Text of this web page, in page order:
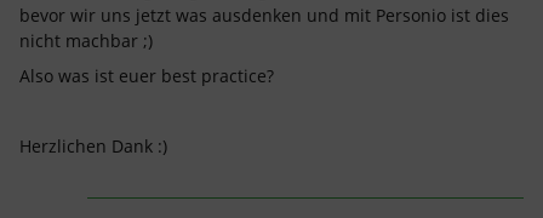
bevor wir uns jetzt was ausdenken und mit Personio ist dies
nicht machbar ;)
Also was ist euer best practice?
Herzlichen Dank :)